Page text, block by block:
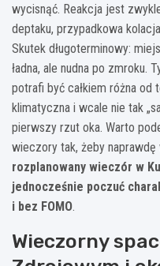
wycisnąć. Reakcja jest
deptaku, przypadkowa
Skutek długoterminowy:
ładna, ale nudna po zmroku.
potrafi być całkiem różna
klimatyczna i wcale nie tak
pierwszy rzut oka. Warto
wieczory tak, żeby
rozplanowany wieczór w
jednocześnie poczuć
i bez FOMO.
Wieczorny